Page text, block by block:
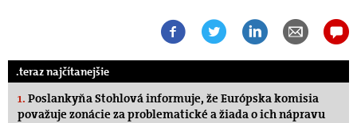
.teraz najčítanejšie
1. Poslankyňa Stohlová informuje, že Európska komisia
považuje zonácie za problematické a žiada o ich nápravu